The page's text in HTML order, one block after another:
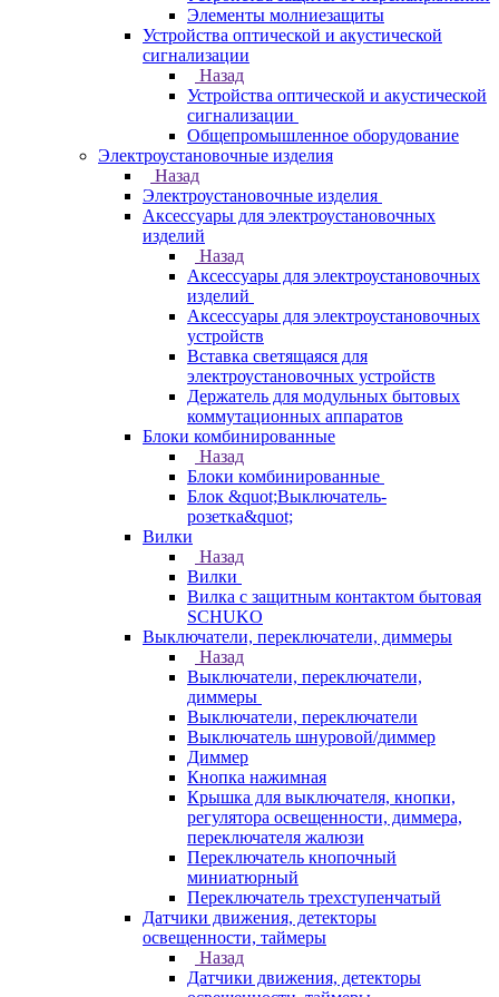
Элементы молниезащиты
Устройства оптической и акустической
сигнализации
Назад
Устройства оптической и акустической
сигнализации
Общепромышленное оборудование
Электроустановочные изделия
Назад
Электроустановочные изделия
Аксессуары для электроустановочных
изделий
Назад
Аксессуары для электроустановочных
изделий
Аксессуары для электроустановочных
устройств
Вставка светящаяся для
электроустановочных устройств
Держатель для модульных бытовых
коммутационных аппаратов
Блоки комбинированные
Назад
Блоки комбинированные
Блок &quot;Выключатель-
розетка&quot;
Вилки
Назад
Вилки
Вилка с защитным контактом бытовая
SCHUKO
Выключатели, переключатели, диммеры
Назад
Выключатели, переключатели,
диммеры
Выключатели, переключатели
Выключатель шнуровой/диммер
Диммер
Кнопка нажимная
Крышка для выключателя, кнопки,
регулятора освещенности, диммера,
переключателя жалюзи
Переключатель кнопочный
миниатюрный
Переключатель трехступенчатый
Датчики движения, детекторы
освещенности, таймеры
Назад
Датчики движения, детекторы